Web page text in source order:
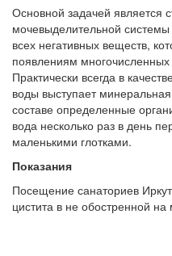
Основной задачей является
мочевыделительной
всех негативных веществ,
появлениям
Практически всегда в
воды выступает
составе определенные
вода несколько раз в день
маленькими глотками.
Показания
Посещение санаториев
цистита в не обостренной